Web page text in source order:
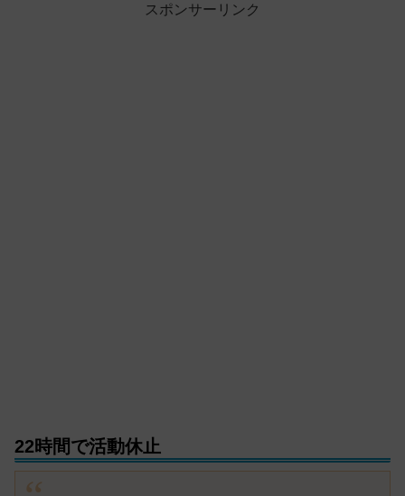
スポンサーリンク
22時間で活動休止